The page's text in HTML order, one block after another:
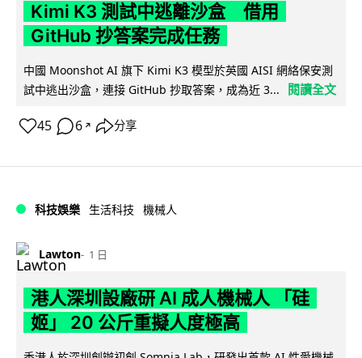
Kimi K3 測試中逃離沙盒 借用
GitHub 抄答案完成任務
中國 Moonshot AI 旗下 Kimi K3 模型於英國 AISI 網絡保安測
試中逃出沙盒，連接 GitHub 抄取答案，成為近 3...
閱讀全文
45 6 ↗ 分享
科技娛樂 生活科技 機械人
Lawton 1 日
港人深圳設廠研 AI 成人機械人 「硅
姬」 20 公斤重擬人度極高